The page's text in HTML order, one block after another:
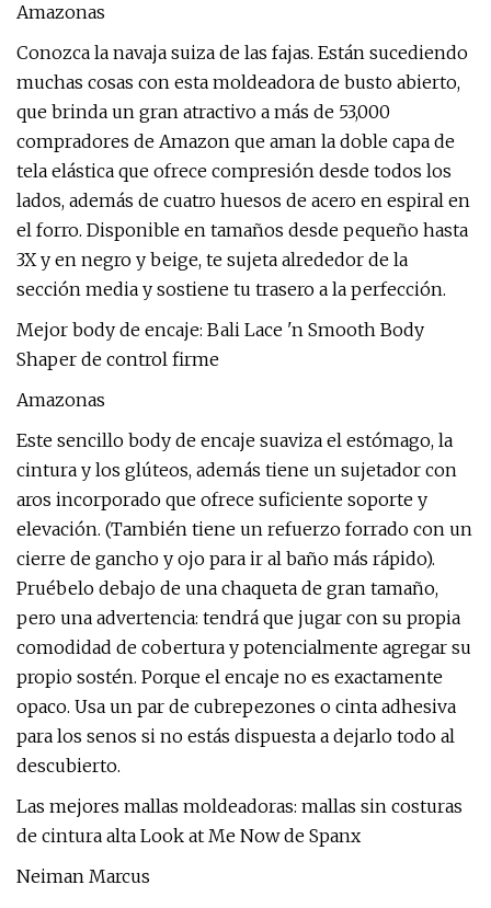
Amazonas
Conozca la navaja suiza de las fajas. Están sucediendo
muchas cosas con esta moldeadora de busto abierto,
que brinda un gran atractivo a más de 53,000
compradores de Amazon que aman la doble capa de
tela elástica que ofrece compresión desde todos los
lados, además de cuatro huesos de acero en espiral en
el forro. Disponible en tamaños desde pequeño hasta
3X y en negro y beige, te sujeta alrededor de la
sección media y sostiene tu trasero a la perfección.
Mejor body de encaje: Bali Lace 'n Smooth Body
Shaper de control firme
Amazonas
Este sencillo body de encaje suaviza el estómago, la
cintura y los glúteos, además tiene un sujetador con
aros incorporado que ofrece suficiente soporte y
elevación. (También tiene un refuerzo forrado con un
cierre de gancho y ojo para ir al baño más rápido).
Pruébelo debajo de una chaqueta de gran tamaño,
pero una advertencia: tendrá que jugar con su propia
comodidad de cobertura y potencialmente agregar su
propio sostén. Porque el encaje no es exactamente
opaco. Usa un par de cubrepezones o cinta adhesiva
para los senos si no estás dispuesta a dejarlo todo al
descubierto.
Las mejores mallas moldeadoras: mallas sin costuras
de cintura alta Look at Me Now de Spanx
Neiman Marcus